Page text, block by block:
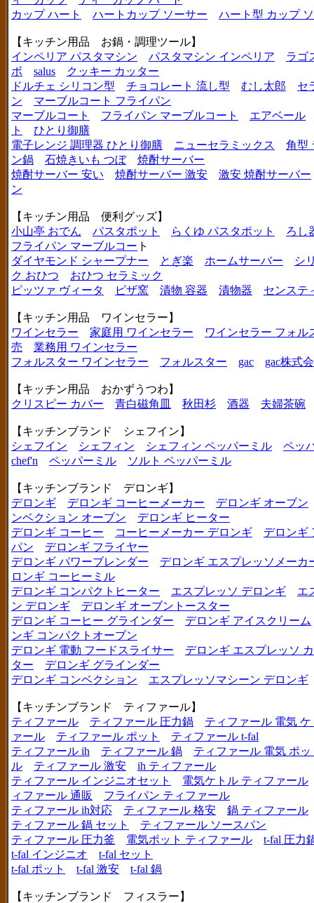
カップ ハート
ハートカップ ソーサー ハート型 カップ
【キッチン用品 お鍋・調理ツール】
インペリア パスタマシン
パスタマシン インペリア
ラゴ
ボ
salus
クッキー カッター
ドルチェ シリコン型
チョコレート 流し型 むし太郎
セ
ン
マーブルコート フライパン
マーブルコート
フライパン マーブルコート
エアベール
ト
ひとり御膳
電子レンジ 調理器 ひとり御膳
ニューセラミックス
角型
ン鍋
石焼きいも つぼ
焼酎サーバー
焼酎サーバー 安い
焼酎サーバー 激安
激安 焼酎サーバー
ン
【キッチン用品 便利グッズ】
小山亭 おでん
パスタポット らくゆ パスタポット
ろし
フライパン マーブルコー ト
ダイヤモンド シャープナー
とぎ楽 ホームサーバー
シ
ク おひつ
おひつ セラミック
ピッツァ ヴィータ
ピザ窯 漬物 容器 漬物器 センステ
【キッチン用品 ワインセラー】
ワインセラー
家庭用 ワインセラー
ワインセラー フォル
売
業務用 ワインセラー
フォルスター ワインセラー
フォルスター gac gac株式
【キッチン用品 おかずうつわ】
クリスピー カバー
青白磁角皿 秋田杉 酒器 夫婦茶碗
【キッチンブランド シェフイン】
シェフイン
シェフィン シェフィン ペッパーミル
ペッ
chef'n
ペッパーミル ソルト ペッパーミル
【キッチンブランド デロンギ】
デロンギ
デロンギ コーヒーメーカー
デロンギ オーブン
ンベクション オーブン
デロンギ ヒーター
デロンギ コーヒー
コーヒーメーカー デロンギ
デロンギ
パン
デロンギ フライヤー
デロンギ パワーブレンダー
デロンギ エスプレッソメーカ
ロンギ コーヒーミル
デロンギ コンパクトヒーター
エスプレッソ デロンギ
エ
ン デロンギ
デロンギ オーブントースター
デロンギ コーヒー グラインダー
デロンギ アイスクリーム
ンギ コンパクトオーブン
デロンギ 電動 フードスライサー
デロンギ エスプレッソ
ター
デロンギ グラインダー
デロンギ コンベクション
エスプレッソマシーン デロンギ
【キッチンブランド ティファール】
ティファール
ティファール 圧力鍋
ティファール 電気 ケ
ァール
ティファール ポット
ティファール t-fal
ティファール ih
ティファール 鍋
ティファール 電気 ポッ
ル
ティファール 激安
ih ティファール
ティファール インジニオセット
電気ケトル ティファール
ィファール 通販
フライパン ティファール
ティファール ih対応
ティファール 格安
鍋 ティファール
ティファール 鍋 セット
ティファール ソースパン
ティファール 圧力釜
電気ポット ティファール
t-fal 圧力
t-fal インジニオ
t-fal セット
t-fal ポット
t-fal 激安 t-fal 鍋
【キッチンブランド フィスラー】